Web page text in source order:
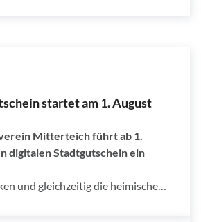
startet am 1. August
Mitterteich führt ab 1.
digitalen Stadtgutschein ein
und gleichzeitig die heimische…